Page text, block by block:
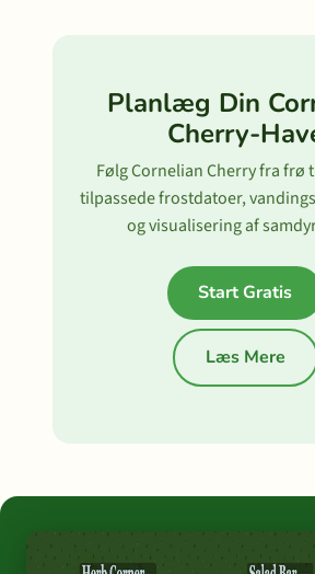
Planlæg Din
Cherry-
Følg Cornelian Cherry fra frø
tilpassede frostdatoer,
og visualisering af
Start Gratis
Læs Mere